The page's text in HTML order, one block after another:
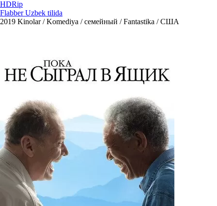
HDRip
Flabber Uzbek tilida
2019 Kinolar / Komediya / семейный / Fantastika / США